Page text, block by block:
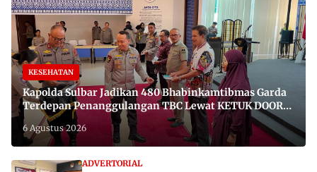
KESEHATAN
Kapolda Sulbar Jadikan 480 Bhabinkamtibmas Garda
Terdepan Penanggulangan TBC Lewat KETUK DOORS
di 650 Desa
6 Agustus 2026
ADVERTORIAL